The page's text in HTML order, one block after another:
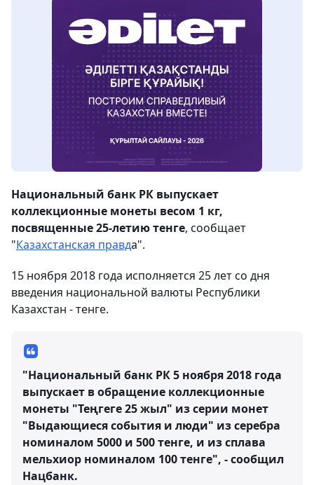
Национальный банк РК выпускает
коллекционные монеты весом 1 кг,
посвященные 25-летию тенге, сообщает
"Казахстанская правда".
15 ноября 2018 года исполняется 25 лет со дня
введения национальной валюты Республики
Казахстан - тенге.
"Национальный банк РК 5 ноября 2018 года
выпускает в обращение коллекционные
монеты "Теңгеге 25 жыл" из серии монет
"Выдающиеся события и люди" из серебра
номиналом 5000 и 500 тенге, и из сплава
мельхиор номиналом 100 тенге", - сообщил
Нацбанк.